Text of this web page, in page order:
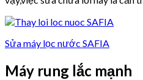
Sửa máy lọc nước SAFIA
Máy rung lắc mạnh